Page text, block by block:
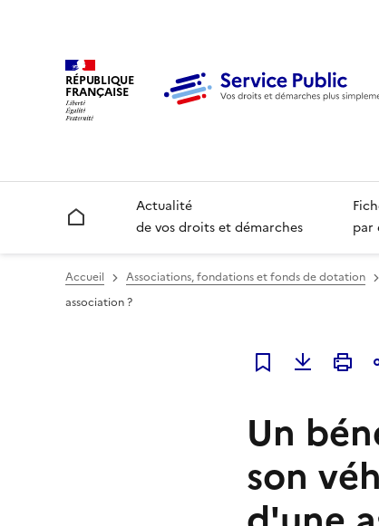
RÉPUBLIQUE
FRANÇAISE
Accueil
Actualité
de vos droits et démarches
par
Accueil Associations, fondations et fonds de dotation
association ?
Ajouter à mes
Un
son